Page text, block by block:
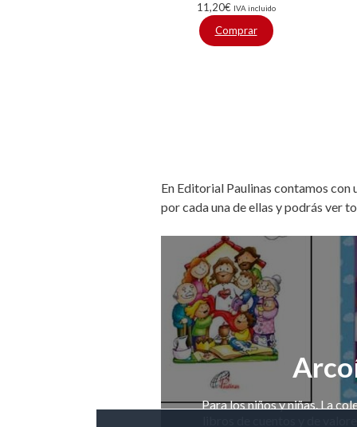
11,20€ IVA incluido
Comprar
En Editorial Paulinas contamos
por cada una de ellas y podrás ver
Para los niños y niñas. La